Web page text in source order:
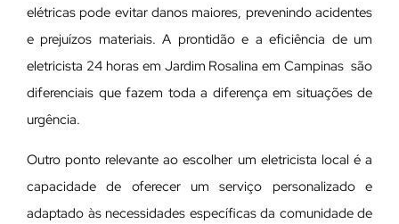
elétricas pode evitar danos maiores, prevenindo acidentes
e prejuízos materiais. A prontidão e a eficiência de um
eletricista 24 horas em Jardim Rosalina em Campinas são
diferenciais que fazem toda a diferença em situações de
urgência.
Outro ponto relevante ao escolher um eletricista local é a
capacidade de oferecer um serviço personalizado e
adaptado às necessidades específicas da comunidade de